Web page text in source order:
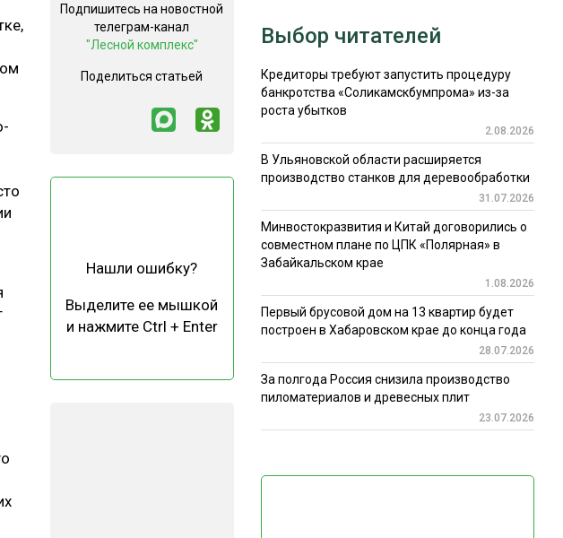
Подпишитесь на новостной
телеграм-канал
"Лесной комплекс"
Поделиться статьей
Нашли ошибку?
Выделите ее мышкой
и нажмите Ctrl + Enter
Выбор читателей
Кредиторы требуют запустить процедуру
банкротства «Соликамскбумпрома» из-за
роста убытков
2.08.2026
В Ульяновской области расширяется
производство станков для деревообработки
31.07.2026
Минвостокразвития и Китай договорились о
совместном плане по ЦПК «Полярная» в
Забайкальском крае
1.08.2026
Первый брусовой дом на 13 квартир будет
построен в Хабаровском крае до конца года
28.07.2026
За полгода Россия снизила производство
пиломатериалов и древесных плит
23.07.2026